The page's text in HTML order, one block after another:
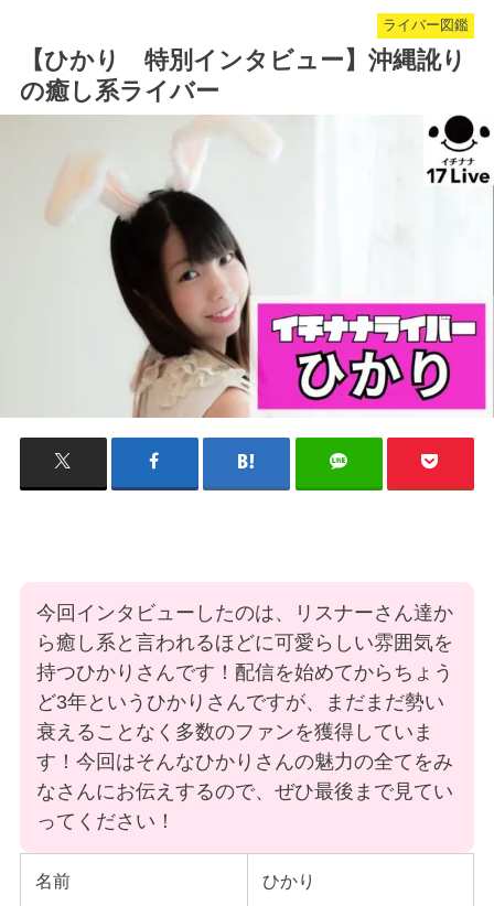
ライバー図鑑
【ひかり 特別インタビュー】沖縄訛り
の癒し系ライバー
今回インタビューしたのは、リスナーさん達か
ら癒し系と言われるほどに可愛らしい雰囲気を
持つひかりさんです！配信を始めてからちょう
ど3年というひかりさんですが、まだまだ勢い
衰えることなく多数のファンを獲得していま
す！今回はそんなひかりさんの魅力の全てをみ
なさんにお伝えするので、ぜひ最後まで見てい
ってください！
名前 ひかり